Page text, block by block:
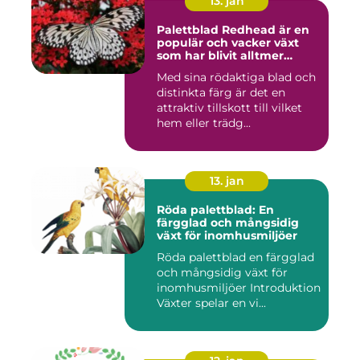
Palettblad Redhead är en
populär och vacker växt
som har blivit alltmer
trädgårdsentusiaster
Med sina rödaktiga blad och
distinkta färg är det en
attraktiv tillskott till vilket
hem eller trädg...
13. jan
Röda palettblad: En
färgglad och mångsidig
växt för inomhusmiljöer
Röda palettblad en färgglad
och mångsidig växt för
inomhusmiljöer Introduktion
Växter spelar en vi...